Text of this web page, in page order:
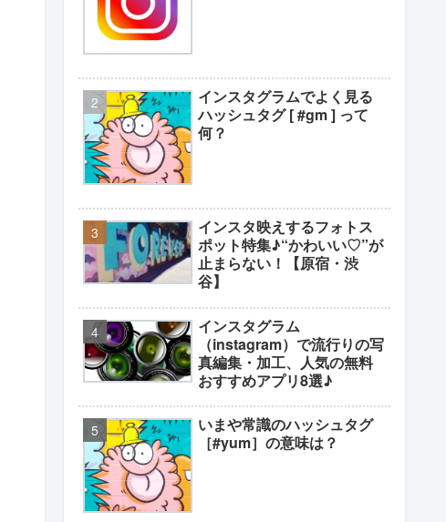
インスタグラムでよく見る
ハッシュタグ [ #gm ] って
何？
インスタ映えするフォトス
ポット特集♪“かわいい♡”が
止まらない！【原宿・渋
谷】
インスタグラム
（instagram）で流行りの写
真編集・加工、人気の無料
おすすめアプリ8選♪
いまや常識のハッシュタグ
［#yum］の意味は？